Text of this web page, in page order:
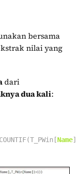
bersama
nilai yang
dari
dua kali:
Name